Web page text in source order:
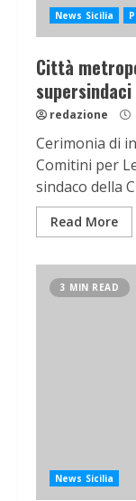
News Sicilia
Città
supersindaci
redazione
Cerimonia di
Comitini per
sindaco della
Read More
3 MIN READ
News Sicilia